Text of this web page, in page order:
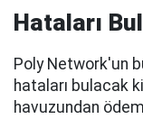
Hataları
Poly Network'un
hataları bulacak
havuzundan